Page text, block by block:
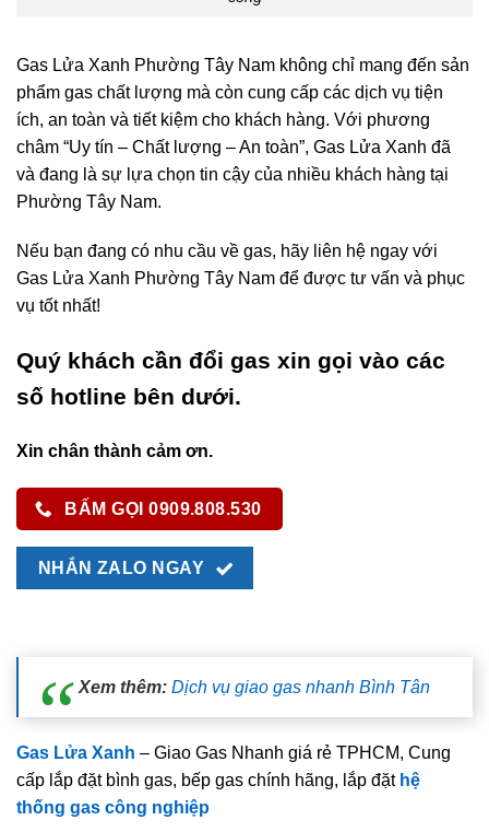
Gas Lửa Xanh Phường Tây Nam không chỉ mang đến sản
phẩm gas chất lượng mà còn cung cấp các dịch vụ tiện
ích, an toàn và tiết kiệm cho khách hàng. Với phương
châm “Uy tín – Chất lượng – An toàn”, Gas Lửa Xanh đã
và đang là sự lựa chọn tin cậy của nhiều khách hàng tại
Phường Tây Nam.
Nếu bạn đang có nhu cầu về gas, hãy liên hệ ngay với
Gas Lửa Xanh Phường Tây Nam để được tư vấn và phục
vụ tốt nhất!
Quý khách cần đổi gas xin gọi vào các
số hotline bên dưới.
Xin chân thành cảm ơn.
BẤM GỌI 0909.808.530
NHẮN ZALO NGAY
Xem thêm: Dịch vụ giao gas nhanh Bình Tân
Gas Lửa Xanh – Giao Gas Nhanh giá rẻ TPHCM, Cung
cấp lắp đặt bình gas, bếp gas chính hãng, lắp đặt hệ
thống gas công nghiệp